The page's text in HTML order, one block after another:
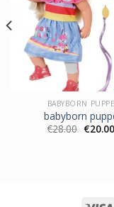
BABYBORN PUPPE
babyborn
€28.00 €20.00